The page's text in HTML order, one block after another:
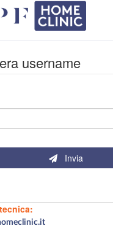
username
Invia